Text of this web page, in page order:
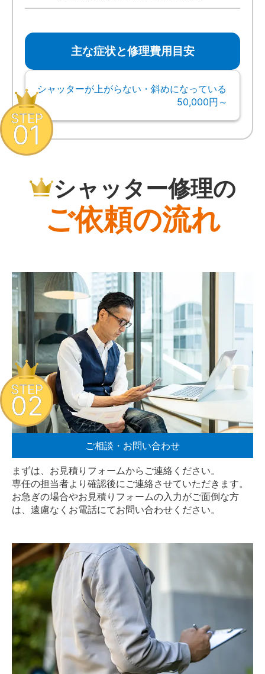
主な症状と修理費用目安
シャッターが上がらない・斜めになっている
50,000円～
シャッター修理の
ご依頼の流れ
STEP
01
ご相談・お問い合わせ
まずは、お見積りフォームからご連絡ください。
専任の担当者より確認後にご連絡させていただきます。
お急ぎの場合やお見積りフォームの入力がご面倒な方
は、遠慮なく お電話にてお問い合わせください。
STEP
02